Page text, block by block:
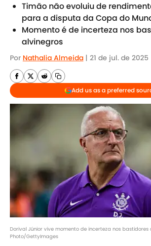
Timão não evoluiu de
para a disputa da Copa do
Momento é de incerteza nos
alvinegros
Por Nathalia Almeida | 21 de jul. de 2025
Add us as a preferred
Dorival Júnior vive momento de incerteza nos bastidores
Photo/GettyImages